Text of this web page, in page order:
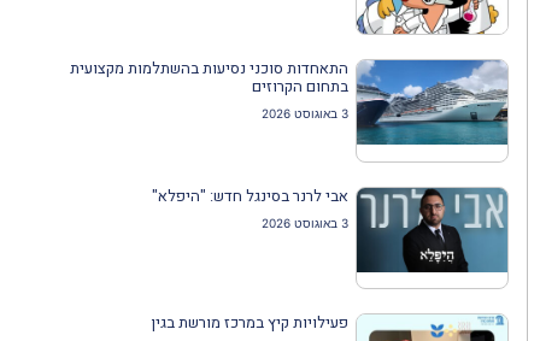
התאחדות סוכני נסיעות בהשתלמות מקצועית
בתחום הקרוזים
3 באוגוסט 2026
אבי לרנר בסינגל חדש: "היפלא"
3 באוגוסט 2026
פעילויות קיץ במרכז מורשת בגין